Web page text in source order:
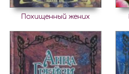
Похищенный жених